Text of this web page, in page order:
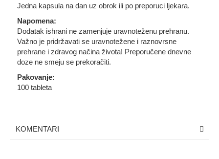
Jedna kapsula na dan uz obrok ili po preporuci ljekara.
Napomena:
Dodatak ishrani ne zamenjuje uravnoteženu prehranu.
Važno je pridržavati se uravnotežene i raznovrsne
prehrane i zdravog načina života! Preporučene dnevne
doze ne smeju se prekoračiti.
Pakovanje:
100 tableta
KOMENTARI